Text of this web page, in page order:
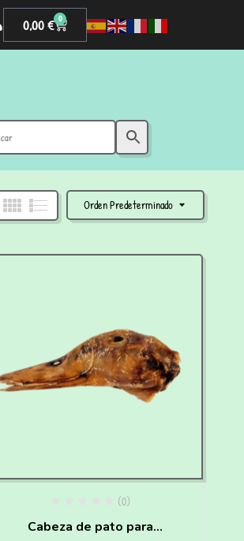
0,00€ 0
Orden Predeterminado
(0)
Cabeza de pato para